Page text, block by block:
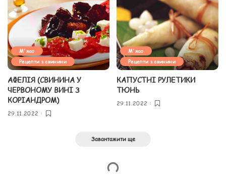
М'ясо
Рецепти з свинини
АФЕЛІЯ (СВИНИНА У
ЧЕРВОНОМУ ВИНІ З
КОРІАНДРОМ)
29.11.2022
М'ясо
Рецепти з свинини
КАПУСТНІ РУЛЕТИКИ
ТЮНЬ
29.11.2022
Завантажити ще